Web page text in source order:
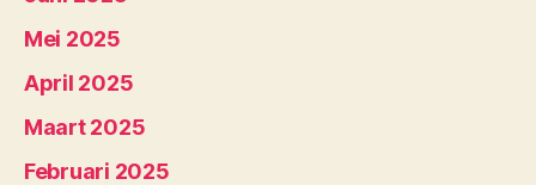
Mei 2025
April 2025
Maart 2025
Februari 2025